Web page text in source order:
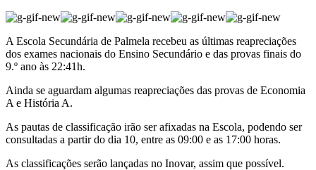
A Escola Secundária de Palmela recebeu as últimas reapreciações
dos exames nacionais do Ensino Secundário e das provas finais do
9.º ano às 22:41h.
Ainda se aguardam algumas reapreciações das provas de Economia
A e História A.
As pautas de classificação irão ser afixadas na Escola, podendo ser
consultadas a partir do dia 10, entre as 09:00 e as 17:00 horas.
As classificações serão lançadas no Inovar, assim que possível.